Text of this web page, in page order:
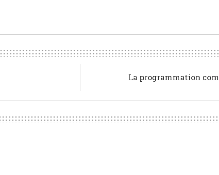
La programmation